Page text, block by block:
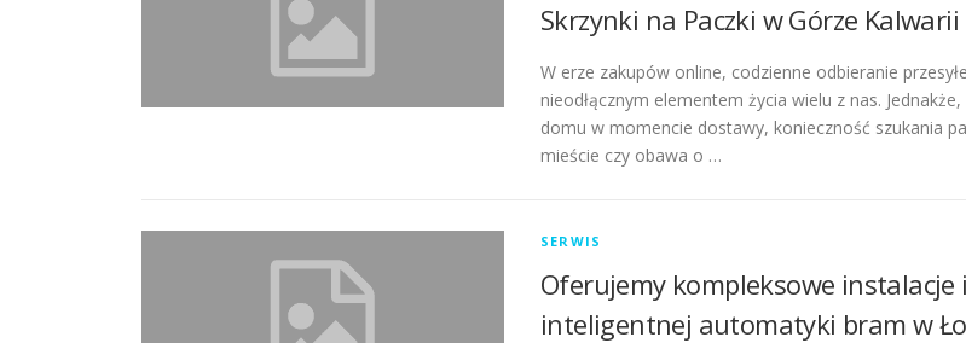
Skrzynki na Paczki w Górze Kalwarii
W erze zakupów online, codzienne odbieranie
nieodłącznym elementem życia wielu z nas.
domu w momencie dostawy, konieczność szukania
mieście czy obawa o …
SERWIS
Oferujemy kompleksowe instalacje
inteligentnej automatyki bram w